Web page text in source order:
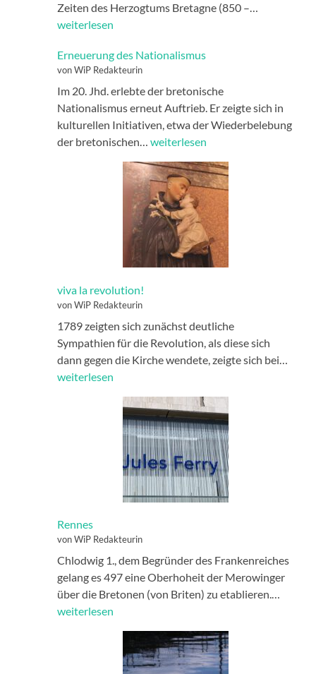
Zeiten des Herzogtums Bretagne (850 –…
weiterlesen
Erneuerung des Nationalismus
von WiP Redakteurin
Im 20. Jhd. erlebte der bretonische
Nationalismus erneut Auftrieb. Er zeigte sich in
kulturellen Initiativen, etwa der Wiederbelebung
der bretonischen…Erneuerung
Nationalismus
weiterlesen
viva la revolution!
von WiP Redakteurin
1789 zeigten sich zunächst deutliche
Sympathien für die Revolution, als diese sich
dann gegen die Kirche wendete, zeigte sich bei…
weiterlesen
Rennes
von WiP Redakteurin
Chlodwig 1., dem Begründer des Frankenreiches
gelang es 497 eine Oberhoheit der Merowinger
über die Bretonen (von Briten) zu etablieren.…
weiterlesen